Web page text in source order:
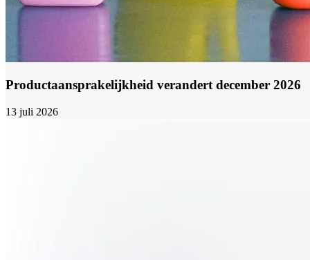
Productaansprakelijkheid verandert december 2026
13 juli 2026